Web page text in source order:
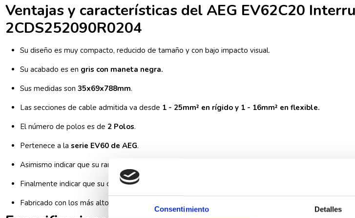
Consentimiento Detalles
Ventajas y características del AEG EV62C20
2CDS252090R0204
Su diseño es muy compacto, reducido de tamaño y con bajo impacto visual.
Su acabado es en gris con maneta negra.
Sus medidas son35x69x788mm.
Las secciones de cable admitida va desde 1 - 25mm² en rígido y 1 - 16mm² en flexible.
El número de polos es de 2 Polos.
Pertenece a laserie EV60 de AEG.
Asimismo indicar que su rango de temperatura de funcionamiento es de
Finalmente indicar que su conexión es muy sencilla debido a su sistema de embornamiento de
Fabricado con los más altos estándares de calidad.